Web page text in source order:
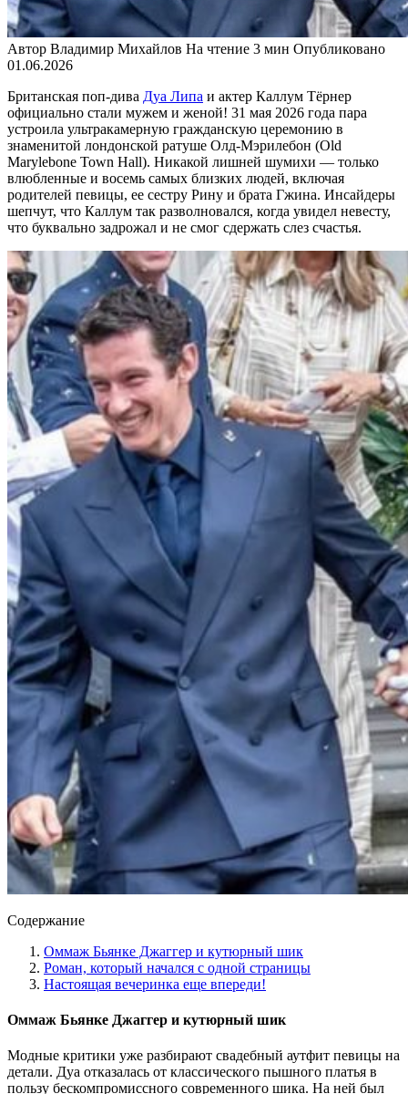
Автор Владимир Михайлов На чтение 3 мин Опубликовано
01.06.2026
Британская поп-дива Дуа Липа и актер Каллум Тёрнер
официально стали мужем и женой! 31 мая 2026 года пара
устроила ультракамерную гражданскую церемонию в
знаменитой лондонской ратуше Олд-Мэрилебон (Old
Marylebone Town Hall). Никакой лишней шумихи — только
влюбленные и восемь самых близких людей, включая
родителей певицы, ее сестру Рину и брата Гжина. Инсайдеры
шепчут, что Каллум так разволновался, когда увидел невесту,
что буквально задрожал и не смог сдержать слез счастья.
Содержание
Оммаж Бьянке Джаггер и кутюрный шик
Роман, который начался с одной страницы
Настоящая вечеринка еще впереди!
Оммаж Бьянке Джаггер и кутюрный шик
Модные критики уже разбирают свадебный аутфит певицы на
детали. Дуа отказалась от классического пышного платья в
пользу бескомпромиссного современного шика. На ней был